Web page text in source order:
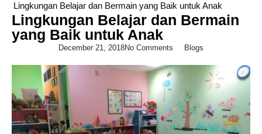
Lingkungan Belajar dan Bermain yang Baik untuk Anak
Lingkungan Belajar dan Bermain
yang Baik untuk Anak
December 21, 2018No Comments Blogs